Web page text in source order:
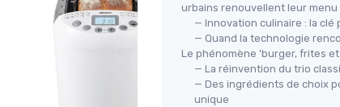
Robot de
Expert XL
＋
préparations
urbains renouvellent leur menu
— Innovation culinaire : la clé
— Quand la technologie
Le phénomène 'burger, frites
— La réinvention du trio
— Des ingrédients de choix
unique